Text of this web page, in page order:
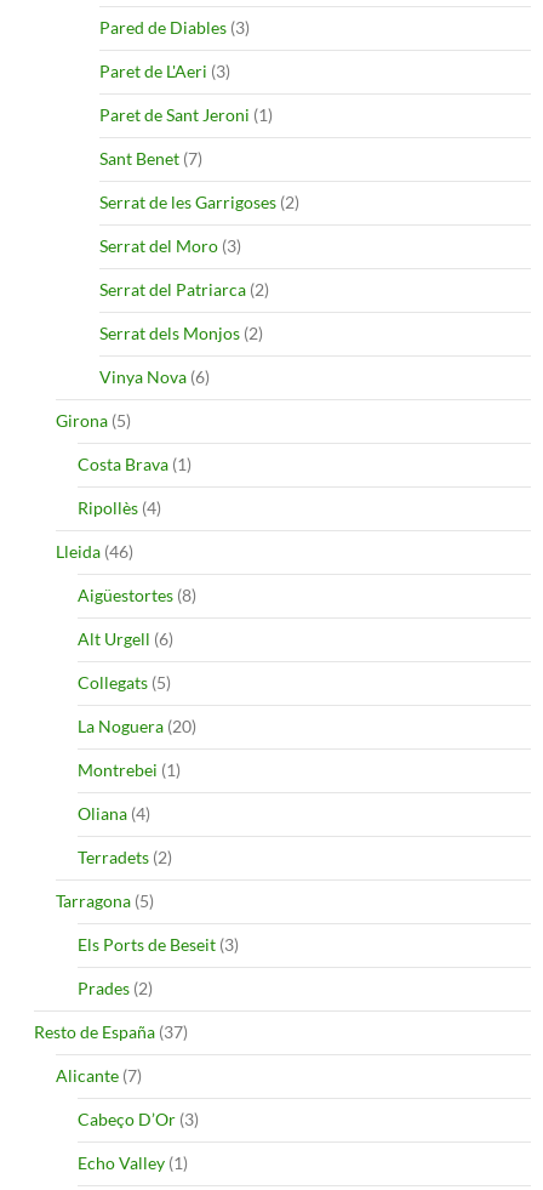
Pared de Diables (3)
Paret de L'Aeri (3)
Paret de Sant Jeroni (1)
Sant Benet (7)
Serrat de les Garrigoses (2)
Serrat del Moro (3)
Serrat del Patriarca (2)
Serrat dels Monjos (2)
Vinya Nova (6)
Girona (5)
Costa Brava (1)
Ripollès (4)
Lleida (46)
Aigüestortes (8)
Alt Urgell (6)
Collegats (5)
La Noguera (20)
Montrebei (1)
Oliana (4)
Terradets (2)
Tarragona (5)
Els Ports de Beseit (3)
Prades (2)
Resto de España (37)
Alicante (7)
Cabeço D’Or (3)
Echo Valley (1)